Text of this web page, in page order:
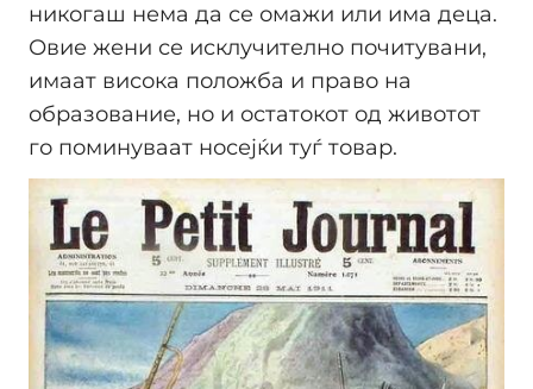
никогаш нема да се омажи или има деца.
Овие жени се исклучително почитувани,
имаат висока положба и право на
образование, но и остатокот од животот
го поминуваат носејќи туѓ товар.